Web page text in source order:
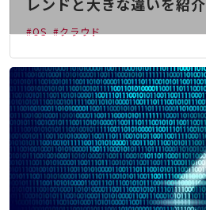
NTTドコモ 通信障害情報
#OS #クラウド